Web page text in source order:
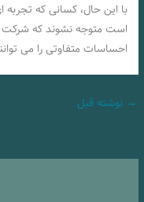
با این حال، کسانی که تجربه
است متوجه نشوند که شرکت
احساسات متفاوتی را می
→ نوشته قبل